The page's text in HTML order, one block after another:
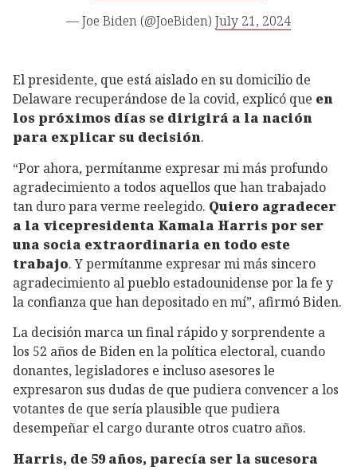
— Joe Biden (@JoeBiden) July 21, 2024
El presidente, que está aislado en su domicilio de
Delaware recuperándose de la covid, explicó que en
los próximos días se dirigirá a la nación
para explicar su decisión.
“Por ahora, permítanme expresar mi más profundo
agradecimiento a todos aquellos que han trabajado
tan duro para verme reelegido. Quiero agradecer
a la vicepresidenta Kamala Harris por ser
una socia extraordinaria en todo este
trabajo. Y permítanme expresar mi más sincero
agradecimiento al pueblo estadounidense por la fe y
la confianza que han depositado en mí”, afirmó Biden.
La decisión marca un final rápido y sorprendente a
los 52 años de Biden en la política electoral, cuando
donantes, legisladores e incluso asesores le
expresaron sus dudas de que pudiera convencer a los
votantes de que sería plausible que pudiera
desempeñar el cargo durante otros cuatro años.
Harris, de 59 años, parecía ser la sucesora